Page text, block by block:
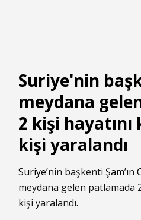
Suriye'nin
meydana
2 kişi
kişi yaralandı
Suriye’nin başkenti Şam’ın
meydana gelen patlamada
kişi yaralandı.